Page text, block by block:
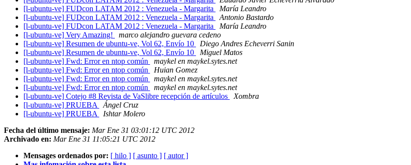
[l-ubuntu-ve] FUDcon LATAM 2012 : Venezuela - Margarita
María Leandro
[l-ubuntu-ve] FUDcon LATAM 2012 : Venezuela - Margarita
Antonio Bastardo
[l-ubuntu-ve] FUDcon LATAM 2012 : Venezuela - Margarita
María Leandro
[l-ubuntu-ve] Very Amazing!
marco alejandro guevara cedeno
[l-ubuntu-ve] Resumen de ubuntu-ve, Vol 62, Envío 10
Diego Andres Echeverri Sanin
[l-ubuntu-ve] Resumen de ubuntu-ve, Vol 62, Envío 10
Miguel Matos
[l-ubuntu-ve] Fwd: Error en ntop común
maykel en maykel.sytes.net
[l-ubuntu-ve] Fwd: Error en ntop común
Huian Gomez
[l-ubuntu-ve] Fwd: Error en ntop común
maykel en maykel.sytes.net
[l-ubuntu-ve] Fwd: Error en ntop común
maykel en maykel.sytes.net
[l-ubuntu-ve] Cotejo #8 Revista de VaSlibre recepción de artículos
Xombra
[l-ubuntu-ve] PRUEBA
Ángel Cruz
[l-ubuntu-ve] PRUEBA
Ishtar Molero
Fecha del último mensaje: Mar Ene 31 03:01:12 UTC 2012
Archivado en: Mar Ene 31 11:05:21 UTC 2012
Mensages ordenados por: [ hilo ] [ asunto ] [ autor ]